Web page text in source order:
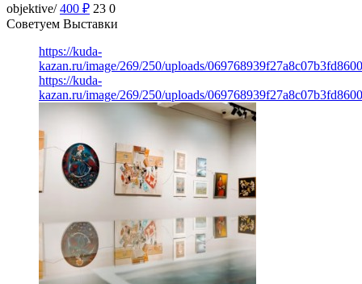
objektive/ 400 ₽ 23 0
Советуем Выставки
https://kuda-
kazan.ru/image/269/250/uploads/
https://kuda-
kazan.ru/image/269/250/uploads/